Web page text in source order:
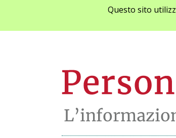
Questo sito